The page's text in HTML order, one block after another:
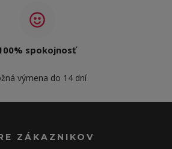
spokojnosť
výmena do 14 dní
ZÁKAZNIKOV